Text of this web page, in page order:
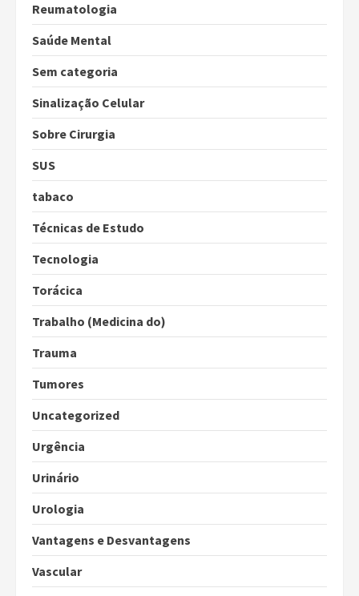
Reumatologia
Saúde Mental
Sem categoria
Sinalização Celular
Sobre Cirurgia
SUS
tabaco
Técnicas de Estudo
Tecnologia
Torácica
Trabalho (Medicina do)
Trauma
Tumores
Uncategorized
Urgência
Urinário
Urologia
Vantagens e Desvantagens
Vascular